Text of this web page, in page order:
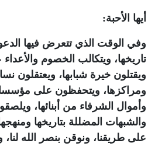
أيها الأحبة:
وفي الوقت الذي تتعرض فيها
تاريخها، ويتكالب الخصوم والأعداء
ويقتلون خيرة شبابها، ويعتقلون
ومراكزها، ويتحفظون على
وأموال الشرفاء من أبنائها،
والشبهات المضللة بتاريخها
على طريقنا، ونوقن بنصر الله